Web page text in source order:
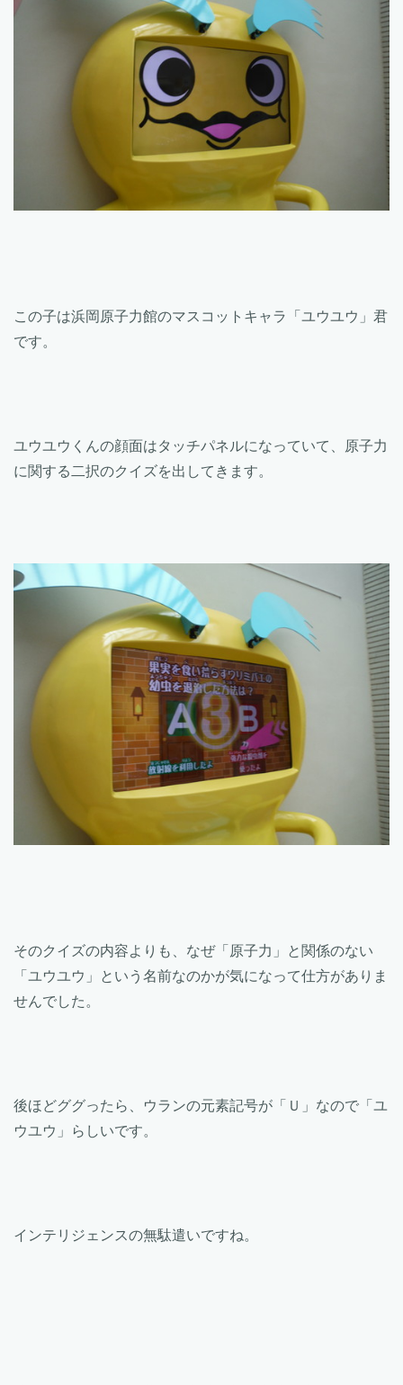
この子は浜岡原子力館のマスコットキャラ「ユウユウ」君
です。
ユウユウくんの顔面はタッチパネルになっていて、原子力
に関する二択のクイズを出してきます。
そのクイズの内容よりも、なぜ「原子力」と関係のない
「ユウユウ」という名前なのかが気になって仕方がありま
せんでした。
後ほどググったら、ウランの元素記号が「Ｕ」なので「ユ
ウユウ」らしいです。
インテリジェンスの無駄遣いですね。